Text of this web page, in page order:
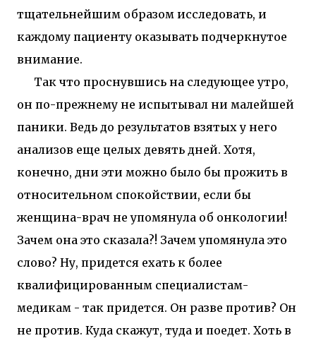
тщательнейшим образом исследовать, и
каждому пациенту оказывать подчеркнутое
внимание.
Так что проснувшись на следующее утро,
он по-прежнему не испытывал ни малейшей
паники. Ведь до результатов взятых у него
анализов еще целых девять дней. Хотя,
конечно, дни эти можно было бы прожить в
относительном спокойствии, если бы
женщина-врач не упомянула об онкологии!
Зачем она это сказала?! Зачем упомянула это
слово? Ну, придется ехать к более
квалифицированным специалистам-
медикам - так придется. Он разве против? Он
не против. Куда скажут, туда и поедет. Хоть в